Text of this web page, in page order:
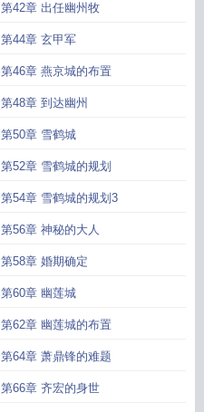
第42章 出任幽州牧
第44章 玄甲军
第46章 燕京城的布置
第48章 到达幽州
第50章 雪鹤城
第52章 雪鹤城的规划
第54章 雪鹤城的规划3
第56章 神秘的大人
第58章 婚期确定
第60章 幽莲城
第62章 幽莲城的布置
第64章 萧鼎锋的难题
第66章 齐宏的身世